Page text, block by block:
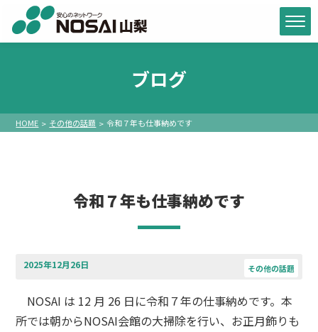
ブログ
HOME その他の話題 令和７年も仕事納めです
令和７年も仕事納めです
2025年12月26日 その他の話題
NOSAI は 12 月 26 日に令和７年の仕事納めです。本
所では朝からNOSAI会館の大掃除を行い、お正月飾りも